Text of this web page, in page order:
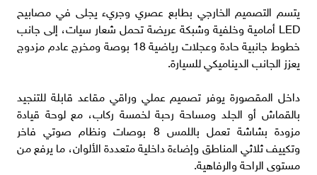
يتسم التصميم الخارجي بطابع عصري وجريء يجلى في مصابيح
LED أمامية وخلفية وشبكة عريضة تحمل شعار سيات، إلى جانب
خطوط جانبية حادة وعجلات رياضية 18 بوصة ومخرج عادم مزدوج
يعزز الجانب الديناميكي للسيارة.
داخل المقصورة يوفر تصميم عملي وراقي مقاعد قابلة للتنجيد
بالقماش أو الجلد ومساحة رحبة لخمسة ركاب، مع لوحة قيادة
مزودة بشاشة تعمل باللمس 8 بوصات ونظام صوتي فاخر
وتكييف ثلاثي المناطق وإضاءة داخلية متعددة الألوان، ما يرفع من
مستوى الراحة والرفاهية.